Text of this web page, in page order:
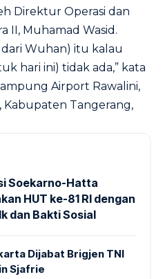
Direktur Operasi dan
II, Muhamad Wasid.
Wuhan) itu kalau
hari ini) tidak ada,” kata
Airport Rawalini,
Kabupaten Tangerang,
Soekarno-Hatta
HUT ke-81 RI dengan
dan Bakti Sosial
Dijabat Brigjen TNI
Sjafrie